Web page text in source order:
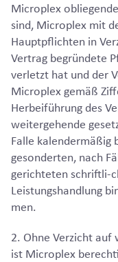
Microplex
sind, Microplex mit
Hauptpflichten in
Vertrag begründete
verletzt hat und der
Microplex gemäß
Herbeiführung des
weitergehende
Falle kalendermäßig
gesonderten, nach
gerichteten schriftli-
Leistungshandlung
men.
2. Ohne Verzicht auf
ist Microplex